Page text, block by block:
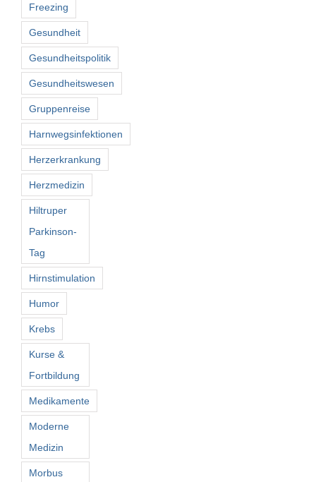
Freezing
Gesundheit
Gesundheitspolitik
Gesundheitswesen
Gruppenreise
Harnwegsinfektionen
Herzerkrankung
Herzmedizin
Hiltruper
Parkinson-
Tag
Hirnstimulation
Humor
Krebs
Kurse &
Fortbildung
Medikamente
Moderne
Medizin
Morbus